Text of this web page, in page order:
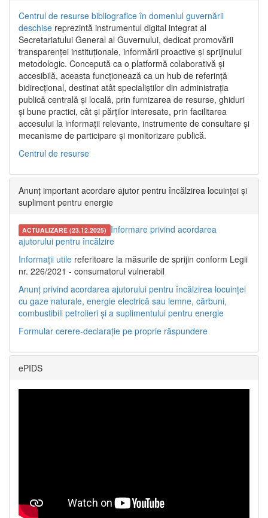
Centrul de resurse bibliografice în domeniul guvernării
deschise reprezintă instrumentul digital integrat al
Secretariatului General al Guvernului, dedicat promovării
transparenței instituționale, informării proactive și sprijinului
metodologic. Concepută ca o platformă colaborativă și
accesibilă, aceasta funcționează ca un hub de referință
bidirecțional, destinat atât specialiștilor din administrația
publică centrală și locală, prin furnizarea de resurse, ghiduri
și bune practici, cât și părților interesate, prin facilitarea
accesului la informații relevante, instrumente de consultare și
mecanisme de participare și monitorizare publică.
Centrul de resurse
Anunț important acordare ajutor pentru încălzirea locuinței și
supliment pentru energie
ACTUALIZARE (23.12.2025) Informare privind acordarea
ajutorului pentru încălzire
Informații utile referitoare la măsurile de sprijin conform Legii
nr. 226/2021 - consumatorul vulnerabil
Anunț privind acordarea ajutorului pentru încălzirea locuinței
cu gaze naturale, energie electrică sau lemne, cărbuni,
combustibili petrolieri și a suplimentului pentru energie
Formular cerere-declarație pe proprie răspundere
ePIDS